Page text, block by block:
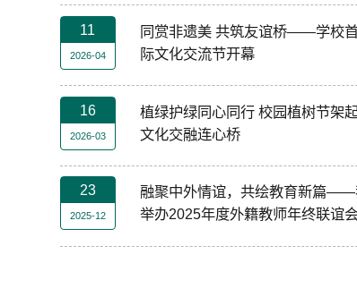
11
2026-04
同赏非遗美 共筑友谊桥——学校
际文化交流节开幕
16
2026-03
植绿护绿同心同行 校园植树节架
文化交融连心桥
23
2025-12
融聚中外情谊，共绘教育新篇——
举办2025年度外籍教师年终联谊
六届世界大健康博览会志愿者服务